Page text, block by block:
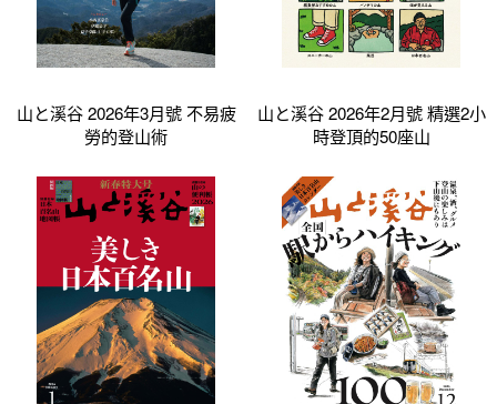
山と溪谷 2026年3月號 不易疲
勞的登山術
山と溪谷 2026年2月號 精選2小
時登頂的50座山